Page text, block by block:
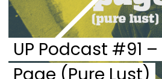
UP Podcast #91
Page (Pure Lust)